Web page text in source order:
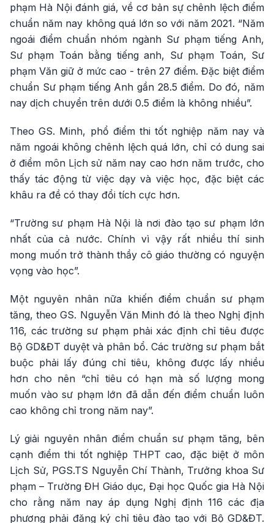
phạm Hà Nội đánh giá, về cơ bản sự chênh lệch điểm
chuẩn năm nay không quá lớn so với năm 2021. “Năm
ngoái điểm chuẩn nhóm ngành Sư phạm tiếng Anh,
Sư phạm Toán bằng tiếng anh, Sư phạm Toán, Sư
phạm Văn giữ ở mức cao - trên 27 điểm. Đặc biệt điểm
chuẩn Sư phạm tiếng Anh gần 28.5 điểm. Do đó, năm
nay dịch chuyển trên dưới 0.5 điểm là không nhiều”.
Theo GS. Minh, phổ điểm thi tốt nghiệp năm nay và
năm ngoái không chênh lệch quá lớn, chỉ có dung sai
ở điểm môn Lịch sử năm nay cao hơn năm trước, cho
thấy tác động từ việc dạy và việc học, đặc biệt các
khâu ra đề có thay đổi tích cực hơn.
“Trường sư phạm Hà Nội là nơi đào tạo sư phạm lớn
nhất của cả nước. Chính vì vậy rất nhiều thí sinh
mong muốn trở thành thầy cô giáo thường có nguyện
vọng vào học”.
Một nguyên nhân nữa khiến điểm chuẩn sư phạm
tăng, theo GS. Nguyễn Văn Minh đó là theo Nghị định
116, các trường sư phạm phải xác định chỉ tiêu được
Bộ GD&ĐT duyệt và phân bổ. Các trường sư phạm bắt
buộc phải lấy đúng chỉ tiêu, không được lấy nhiều
hơn cho nên “chỉ tiêu có hạn mà số lượng mong
muốn vào sư phạm lớn đã dẫn đến điểm chuẩn luôn
cao không chỉ trong năm nay”.
Lý giải nguyên nhân điểm chuẩn sư phạm tăng, bên
cạnh điểm thi tốt nghiệp THPT cao, đặc biệt ở môn
Lịch Sử, PGS.TS Nguyễn Chí Thành, Trưởng khoa Sư
phạm – Trường ĐH Giáo dục, Đại học Quốc gia Hà Nội
cho rằng năm nay áp dụng Nghị định 116 các địa
phương phải đăng ký chỉ tiêu đào tạo với Bộ GD&ĐT.